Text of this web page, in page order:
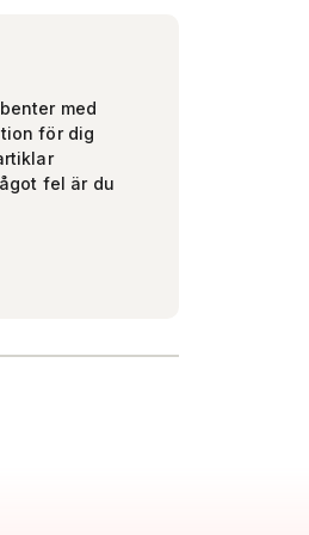
med
för dig
fel är du